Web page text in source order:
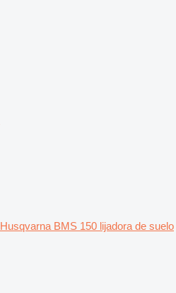
Husqvarna BMS 150 lijadora de suelo